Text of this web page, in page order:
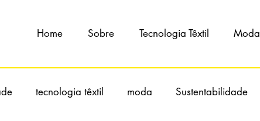
Home Sobre Tecnologia Têxtil Moda
tecnologia têxtil moda Sustentabilidade